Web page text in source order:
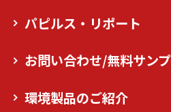
パピルス・リポート
お問い合わせ/無料サン
環境製品のご紹介